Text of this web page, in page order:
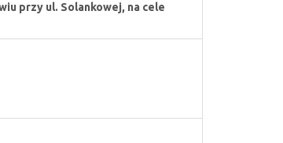
przy ul. Solankowej, na cele